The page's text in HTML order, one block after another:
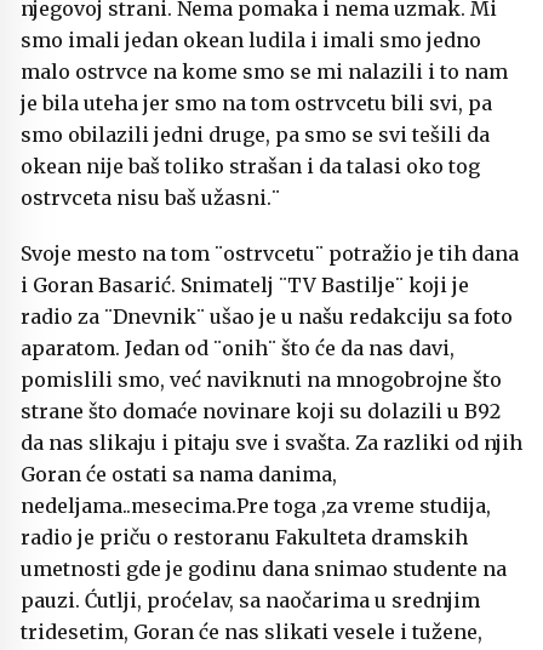
njegovoj strani. Nema pomaka i nema uzmak. Mi
smo imali jedan okean ludila i imali smo jedno
malo ostrvce na kome smo se mi nalazili i to nam
je bila uteha jer smo na tom ostrvcetu bili svi, pa
smo obilazili jedni druge, pa smo se svi tešili da
okean nije baš toliko strašan i da talasi oko tog
ostrvceta nisu baš užasni.¨
Svoje mesto na tom ¨ostrvcetu¨ potražio je tih dana
i Goran Basarić. Snimatelj ¨TV Bastilje¨ koji je
radio za ¨Dnevnik¨ ušao je u našu redakciju sa foto
aparatom. Jedan od ¨onih¨ što će da nas davi,
pomislili smo, već naviknuti na mnogobrojne što
strane što domaće novinare koji su dolazili u B92
da nas slikaju i pitaju sve i svašta. Za razliki od njih
Goran će ostati sa nama danima,
nedeljama..mesecima.Pre toga ,za vreme studija,
radio je priču o restoranu Fakulteta dramskih
umetnosti gde je godinu dana snimao studente na
pauzi. Ćutlji, proćelav, sa naočarima u srednjim
tridesetim, Goran će nas slikati vesele i tužene,